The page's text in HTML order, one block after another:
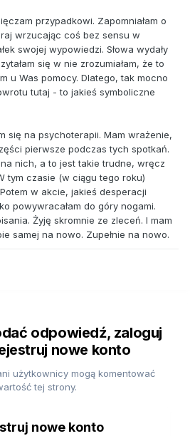
przypadkowi. Zapomniałam o
wrzucając coś bez sensu w
swojej wypowiedzi. Słowa wydały
się w nie zrozumiałam, że to
u Was pomocy. Dlatego, tak mocno
tutaj - to jakieś symboliczne
się na psychoterapii. Mam wrażenie,
pierwsze podczas tych spotkań.
nich, a to jest takie trudne, wręcz
tym czasie (w ciągu tego roku)
w akcie, jakieś desperacji
powywracałam do góry nogami.
Żyję skromnie ze zleceń. I mam
samej na nowo. Zupełnie na nowo.
odpowiedź, zaloguj
nowe konto
użytkownicy mogą komentować
tej strony.
nowe konto